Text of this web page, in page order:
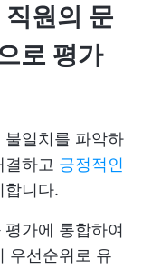
원의 문
로 평가
일치를 파악하
하고 긍정적인
합니다.
가에 통합하여
우선순위로 유